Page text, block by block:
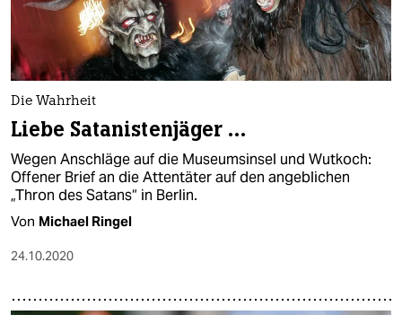
Die Wahrheit
Liebe Satanistenjäger …
Wegen Anschläge auf die Museumsinsel und Wutkoch:
Offener Brief an die Attentäter auf den angeblichen
„Thron des Satans“ in Berlin.
Von Michael Ringel
24.10.2020